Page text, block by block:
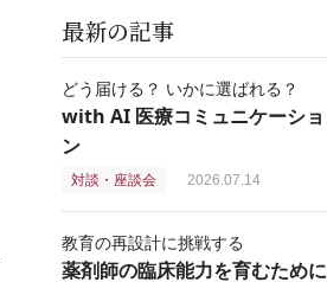
最新の記事
どう届ける？ いかに選ばれる？
with AI 医療コミュニケーショ
ン
対談・座談会 2026.07.14
教育の再設計に挑戦する
薬剤師の臨床能力を育むために